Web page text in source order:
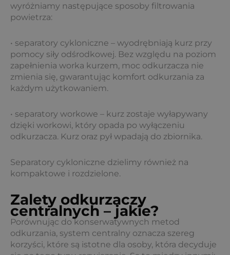
wyróżniamy następujące sposoby filtrowania
powietrza:
• separatory cykloniczne – wyodrębniają kurz przy
pomocy siły odśrodkowej. Bez względu na poziom
zapełnienia worka kurzem, moc odkurzacza nie
zmienia się, gwarantując komfort odkurzania za
każdym użytkowaniem.
• separatory workowe – kurz zostaje wyłapywany
dzięki workowi, który opada po wyłączeniu
odkurzacza. Kurz oraz pył wpadają do zbiornika.
Separatory cykloniczne dzielimy również na
kompaktowe i rozdzielone.
Zalety odkurzaczy
centralnych – jakie?
Porównując do konserwatywnych metod
odkurzania, system centralny oznacza szereg
korzyści, które są istotne dla osoby, która decyduje